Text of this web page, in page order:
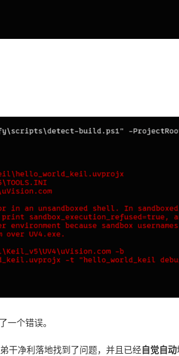
一个错误。
干净利落地找到了问题，并且已经自觉自动